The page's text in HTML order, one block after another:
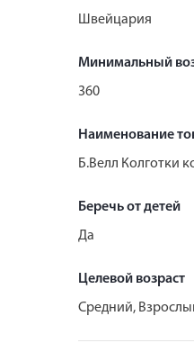
Швейцария
Минимальный
360
Наименование
Б.Велл Колготки
Беречь от детей
Да
Целевой возраст
Средний,